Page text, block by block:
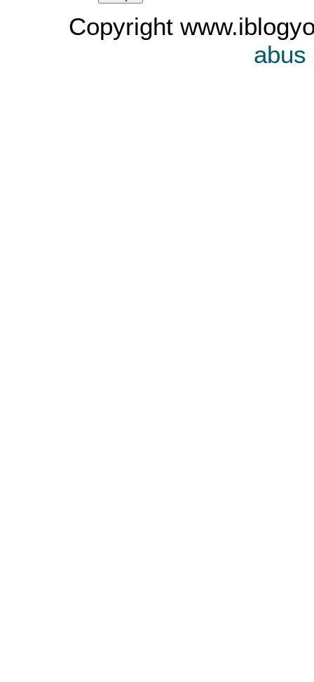
Copyright
abus